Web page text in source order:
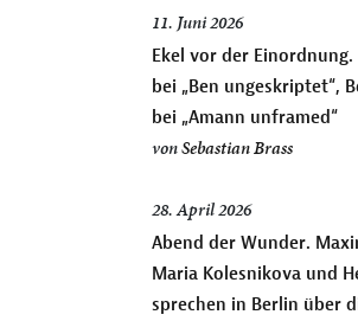
11. Juni 2026
Ekel vor der
bei „Ben ungeskriptet“,
bei „Amann unframed“
vonSebastian Brass
28. April 2026
Abend der Wunder.
Maria Kolesnikova und
sprechen in Berlin über